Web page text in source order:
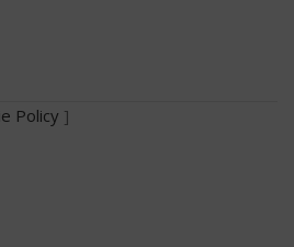
Policy ]